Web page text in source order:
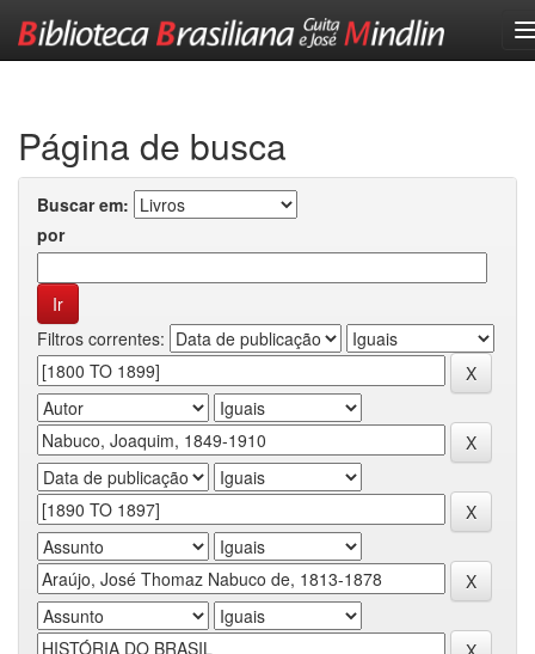
Página de busca
Buscar em:
por
Filtros correntes: